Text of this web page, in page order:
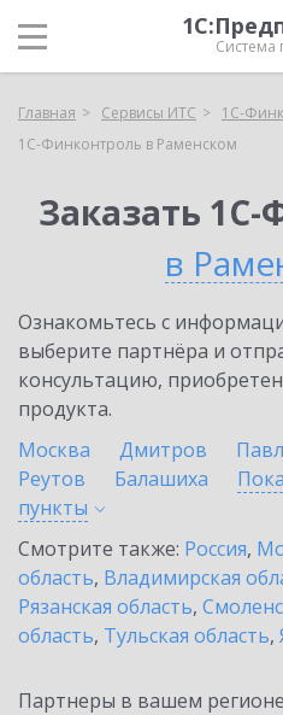
Система
Главная Сервисы ИТС
1С-
1С-Финконтроль в Раменском
Заказать
в
Ознакомьтесь с
выберите партнёра и
консультацию,
продукта.
Москва
Дмитров
Реутов
Балашиха
пункты
Смотрите также: Россия,
область, Владимирская
Рязанская область,
область, Тульская область,
Партнеры в вашем